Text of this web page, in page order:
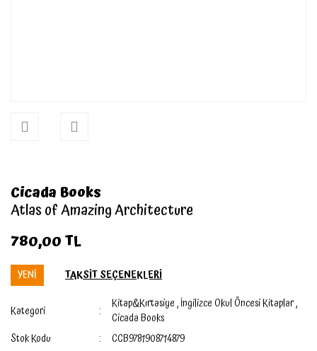
Cicada Books
Atlas of Amazing Architecture
780,00 TL
YENİ TAKSİT SEÇENEKLERİ
Kategori Kitap&Kırtasiye,İngilizce Okul Öncesi Kitaplar,
Cicada Books
Stok Kodu
CCB9781908714879